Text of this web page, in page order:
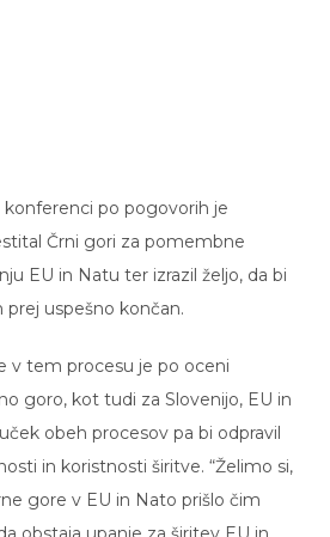
Črni gori za pomembne
EU in Natu ter izrazil željo, da bi
uspešno končan.
goro, kot tudi za Slovenijo, EU in
obeh procesov pa bi odpravil
in koristnosti širitve. “Želimo si,
gore v EU in Nato prišlo čim
obstaja upanje za širitev EU in